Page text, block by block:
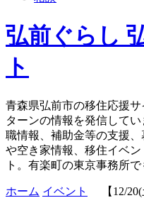
弘前ぐらし
ト
青森県弘前市の移住応援
ターンの情報を発信して
職情報、補助金等の支援
や空き家情報、移住イベ
ト。有楽町の東京事務所で
ホーム イベント
【12/20(